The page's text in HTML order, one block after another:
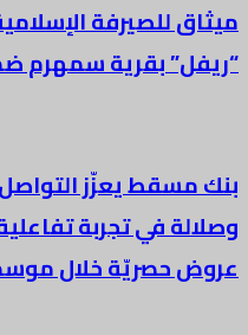
ميثاق للصيرفة
“ريفل” بقرية سمهرم
بنك مسقط يعزّز
وصلالة في تجربة
عروض حصريّة خلال